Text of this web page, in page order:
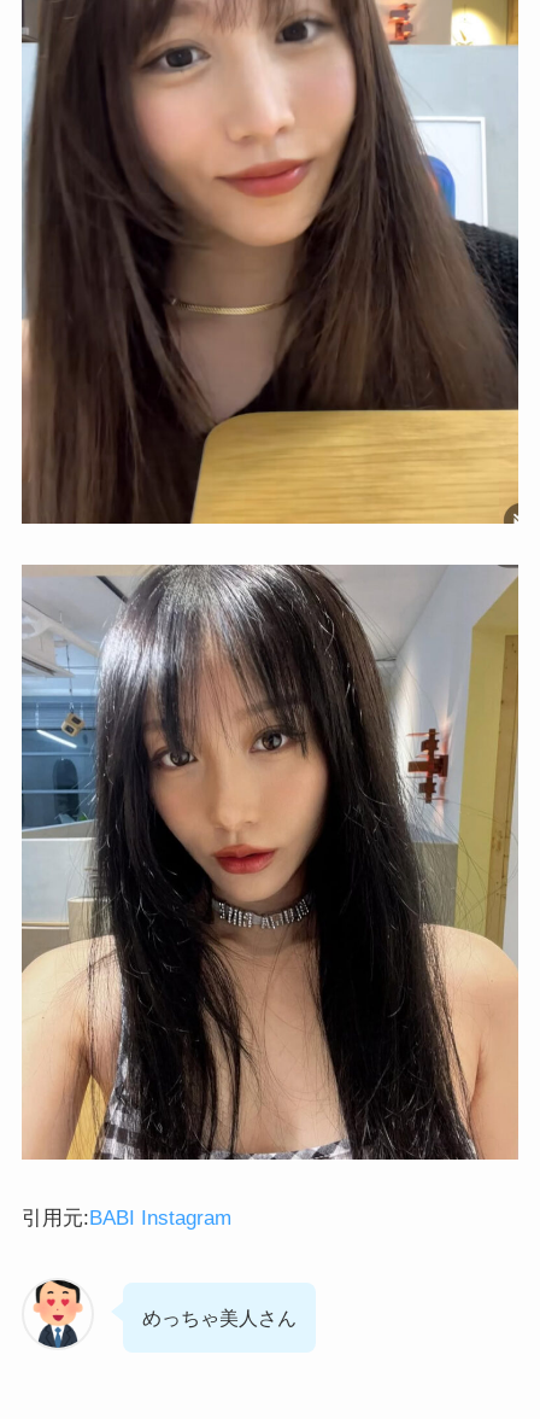
引用元: BABI Instagram
めっちゃ美人さん